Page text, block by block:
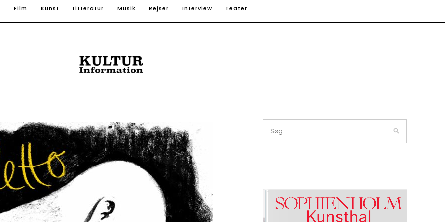
Film Kunst Litteratur Musik Rejser Interview Teater